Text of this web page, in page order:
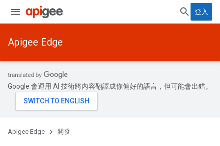
登入
Apigee Edge
Google 會運用 AI 技術將內容翻譯成你偏好的語言，但可能會出錯。
Apigee Edge 開發